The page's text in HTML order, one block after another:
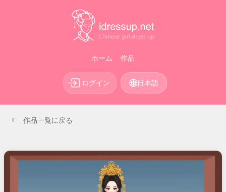
ホーム 作品
ログイン 日本語
作品一覧に戻る